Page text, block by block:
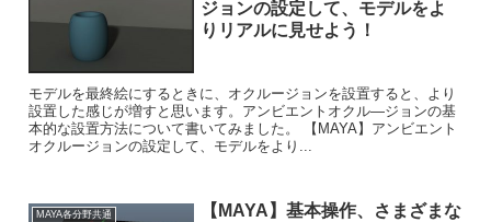
ジョンの設定して、モデルをよ
りリアルに見せよう！
モデルを最終絵にするときに、オクルージョンを設置すると、より
設置した感じが増すと思います。アンビエントオクル―ジョンの基
本的な設置方法について書いてみました。 【MAYA】アンビエント
オクルージョンの設定して、モデルをより...
MAYA各分野共通
【MAYA】基本操作、さまざまな